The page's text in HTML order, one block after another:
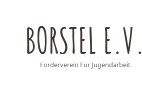
BORSTEL E.V.
Förderverein Für Jugendarbeit